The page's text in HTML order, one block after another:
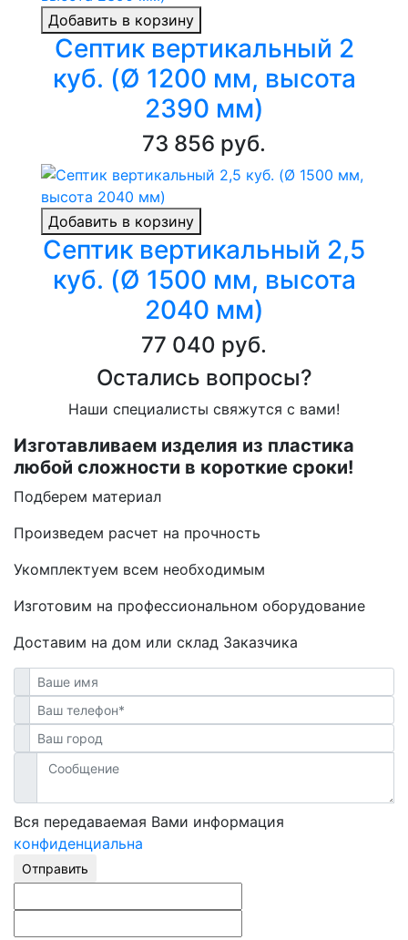
Добавить в корзину
Септик вертикальный 2
куб. (Ø 1200 мм, высота
2390 мм)
73 856 руб.
Добавить в корзину
Септик вертикальный 2,5
куб. (Ø 1500 мм, высота
2040 мм)
77 040 руб.
Остались вопросы?
Наши специалисты свяжутся с вами!
Изготавливаем изделия из пластика
любой сложности в короткие сроки!
Подберем материал
Произведем расчет на прочность
Укомплектуем всем необходимым
Изготовим на профессиональном оборудование
Доставим на дом или склад Заказчика
Вся передаваемая Вами информация
конфиденциальна
Отправить